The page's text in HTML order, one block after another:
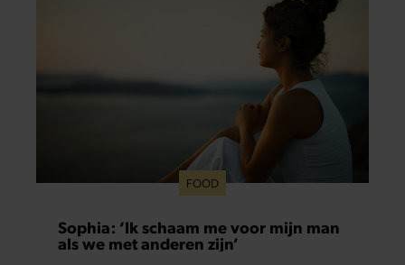
FOOD
Sophia: ‘Ik schaam me voor mijn man
als we met anderen zijn’